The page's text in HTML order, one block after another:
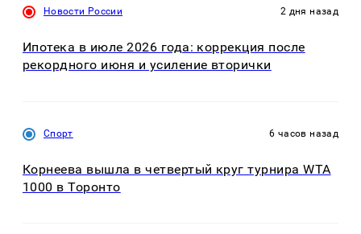
Новости России 2 дня назад
Ипотека в июле 2026 года: коррекция после
рекордного июня и усиление вторички
Спорт 6 часов назад
Корнеева вышла в четвертый круг турнира WTA
1000 в Торонто